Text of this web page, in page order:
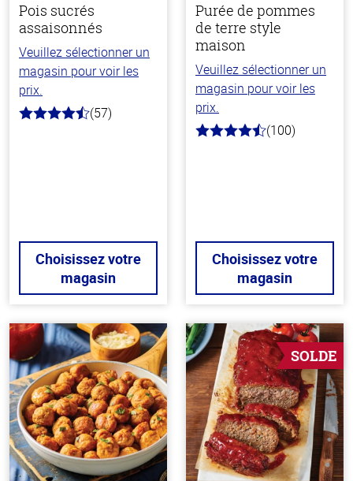
Pois sucrés
assaisonnés
Veuillez sélectionner un
magasin pour voir les
prix.
4.2
(57)
Choisissez votre
magasin
Purée de pommes
de terre style
maison
Veuillez sélectionner un
magasin pour voir les
prix.
4.4
(100)
Choisissez votre
magasin
SOLDE